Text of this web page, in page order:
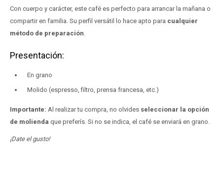
Con cuerpo y carácter, este café es perfecto para arrancar la mañana o
compartir en familia. Su perfil versátil lo hace apto para cualquier
método de preparación.
Presentación:
En grano
Molido (espresso, filtro, prensa francesa, etc.)
Importante: Al realizar tu compra, no olvides seleccionar la opción
de molienda que preferís. Si no se indica, el café se enviará en grano.
¡Date el gusto!